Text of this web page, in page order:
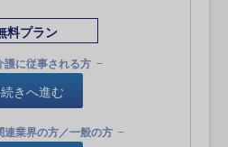
料プラン
護に従事される方
きへ進む
連業界の方／一般の方